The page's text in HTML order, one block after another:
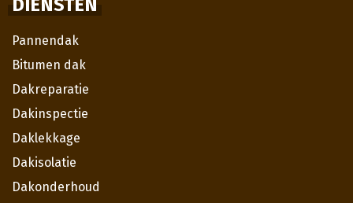
DIENSTEN
Pannendak
Bitumen dak
Dakreparatie
Dakinspectie
Daklekkage
Dakisolatie
Dakonderhoud